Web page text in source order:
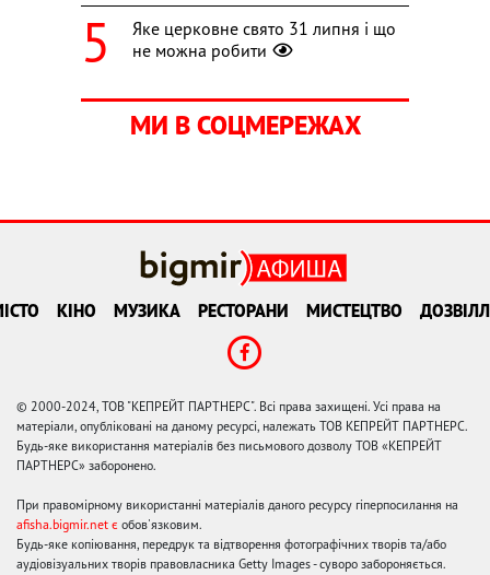
Яке церковне свято 31 липня і що
не можна робити
МИ В СОЦМЕРЕЖАХ
КІНО МУЗИКА РЕСТОРАНИ МИСТЕЦТВО
© 2000-2024, ТОВ "КЕПРЕЙТ ПАРТНЕРС". Всі права захищені. Усі права на
матеріали, опубліковані на даному ресурсі, належать ТОВ КЕПРЕЙТ ПАРТНЕРС.
Будь-яке використання матеріалів без письмового дозволу ТОВ «КЕПРЕЙТ
ПАРТНЕРС» заборонено.
При правомірному використанні матеріалів даного ресурсу гіперпосилання на
afisha.bigmir.net є обов'язковим.
Будь-яке копіювання, передрук та відтворення фотографічних творів та/або
аудіовізуальних творів правовласника Getty Images - суворо забороняється.